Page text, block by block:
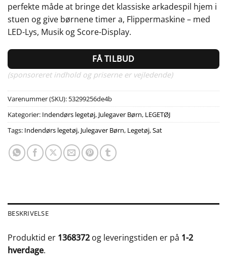
perfekte måde at bringe det klassiske arkadespil hjem i
stuen og give børnene timer a, Flippermaskine – med
LED-Lys, Musik og Score-Display.
FÅ TILBUD
(sponsoreret indhold og priserne er vejledende)
Varenummer (SKU): 53299256de4b
Kategorier: Indendørs legetøj, Julegaver Børn, LEGETØJ
Tags: Indendørs legetøj, Julegaver Børn, Legetøj,Sat
BESKRIVELSE
Produktid er 1368372 og leveringstiden er på 1-2
hverdage.